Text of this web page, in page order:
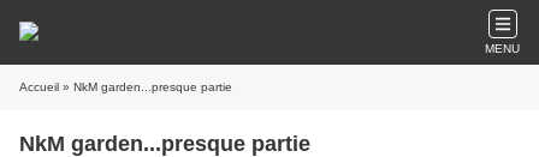
MENU
Accueil » NkM garden...presque partie
NkM garden...presque partie